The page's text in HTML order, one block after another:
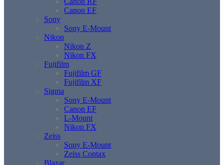
Canon EF
Sony
Sony E-Mount
Nikon
Nikon Z
Nikon FX
Fujifilm
Fujifilm GF
Fujifilm XF
Sigma
Sony E-Mount
Canon EF
L-Mount
Nikon FX
Zeiss
Sony E-Mount
Zeiss Contax
Blazar